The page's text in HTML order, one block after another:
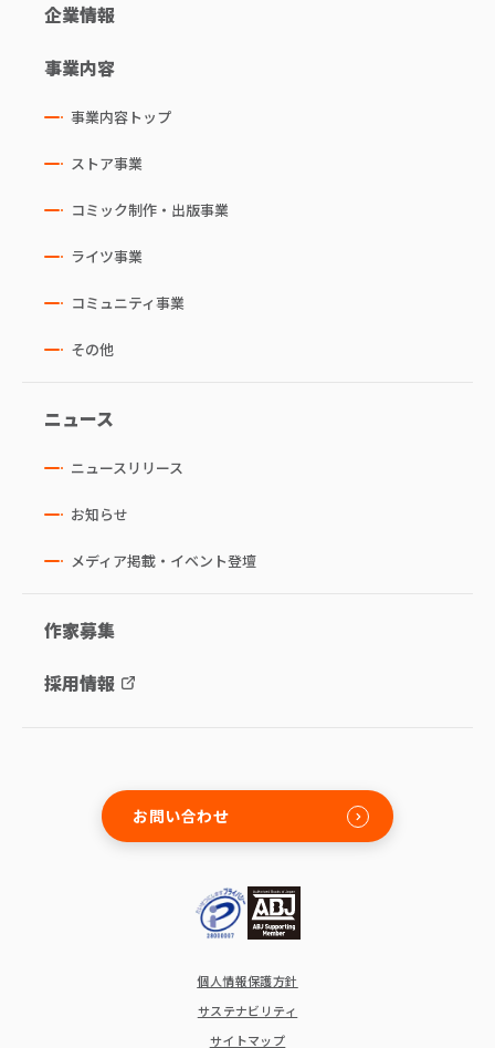
企業情報
事業内容
事業内容トップ
ストア事業
コミック制作・出版事業
ライツ事業
コミュニティ事業
その他
ニュース
ニュースリリース
お知らせ
メディア掲載・イベント登壇
作家募集
採用情報
お問い合わせ
個人情報保護方針
サステナビリティ
サイトマップ